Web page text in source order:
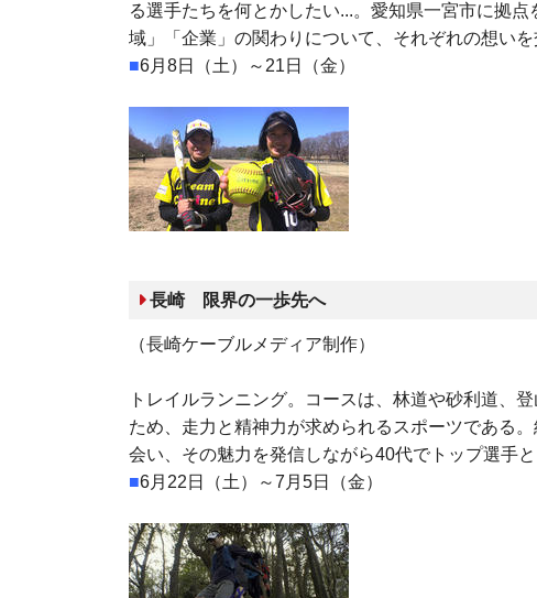
る選手たちを何とかしたい...。愛知県一宮市に拠
域」「企業」の関わりについて、それぞれの想いを
■6月8日（土）～21日（金）
長崎 限界の一歩先へ
（長崎ケーブルメディア制作）
トレイルランニング。コースは、林道や砂利道、
ため、走力と精神力が求められるスポーツである
会い、その魅力を発信しながら40代でトップ選手
■6月22日（土）～7月5日（金）